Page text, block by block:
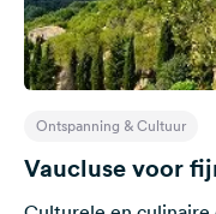
Taal:
Nederlands
Volg
op
social
Ontspanning & Cultuur
Vaucluse voor